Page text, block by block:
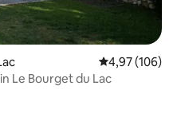
Gemiddelde
4,97 (106)
Le Bourget du Lac